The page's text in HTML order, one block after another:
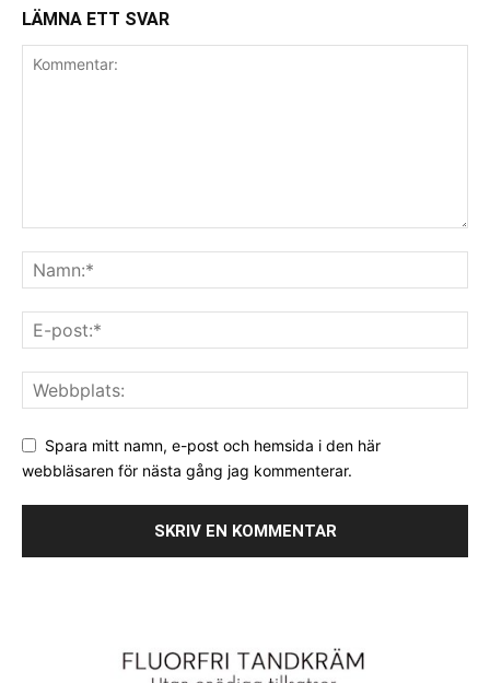
LÄMNA ETT SVAR
Spara mitt namn, e-post och hemsida i den här
webbläsaren för nästa gång jag kommenterar.